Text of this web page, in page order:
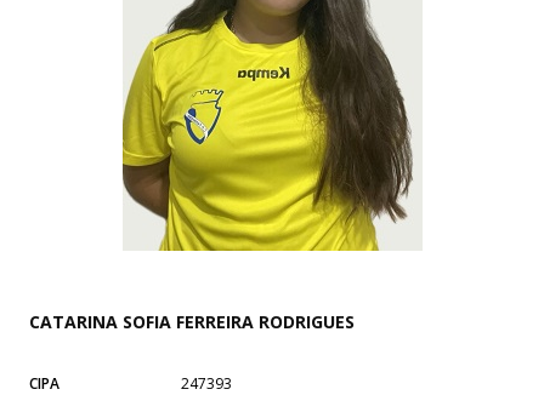
CATARINA SOFIA FERREIRA RODRIGUES
CIPA
247393